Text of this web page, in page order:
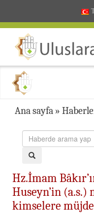
Ana sayfa »
Hz.İmam
Huseyn’in (a.s.)
kimselere